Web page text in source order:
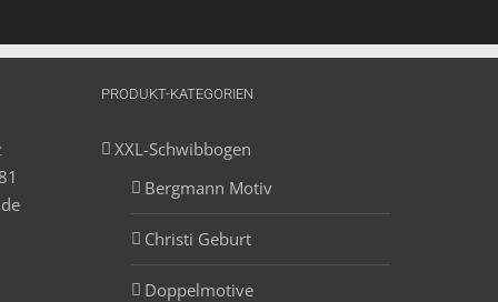
PRODUKT-KATEGORIEN
XXL-Schwibbogen
Bergmann Motiv
Christi Geburt
Doppelmotive